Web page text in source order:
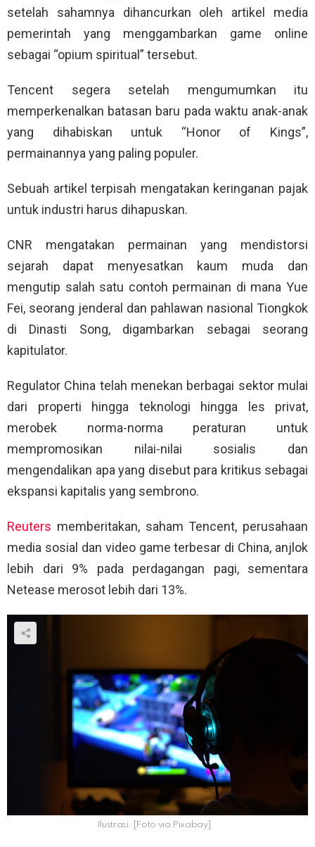
setelah sahamnya dihancurkan oleh artikel media
pemerintah yang menggambarkan game online
sebagai “opium spiritual” tersebut.
Tencent segera setelah mengumumkan itu
memperkenalkan batasan baru pada waktu anak-anak
yang dihabiskan untuk “Honor of Kings”,
permainannya yang paling populer.
Sebuah artikel terpisah mengatakan keringanan pajak
untuk industri harus dihapuskan.
CNR mengatakan permainan yang mendistorsi
sejarah dapat menyesatkan kaum muda dan
mengutip salah satu contoh permainan di mana Yue
Fei, seorang jenderal dan pahlawan nasional Tiongkok
di Dinasti Song, digambarkan sebagai seorang
kapitulator.
Regulator China telah menekan berbagai sektor mulai
dari properti hingga teknologi hingga les privat,
merobek norma-norma peraturan untuk
mempromosikan nilai-nilai sosialis dan
mengendalikan apa yang disebut para kritikus sebagai
ekspansi kapitalis yang sembrono.
Reuters memberitakan, saham Tencent, perusahaan
media sosial dan video game terbesar di China, anjlok
lebih dari 9% pada perdagangan pagi, sementara
Netease merosot lebih dari 13%.
Ilustrasi. [Foto via Pixabay]